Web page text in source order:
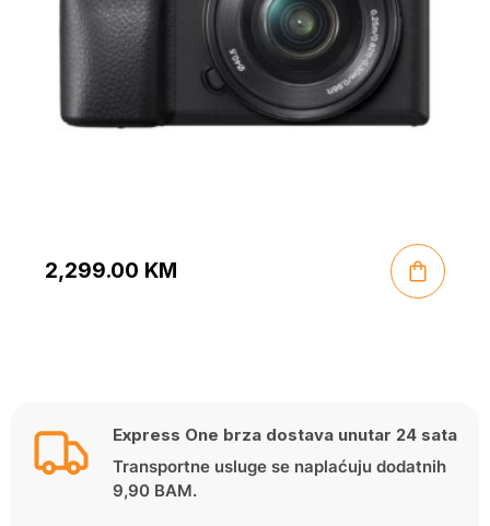
2,299.00 KM
Express One brza dostava unutar 24 sata
Transportne usluge se naplaćuju dodatnih
9,90 BAM.